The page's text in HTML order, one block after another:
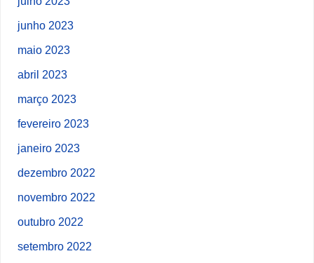
junho 2023
maio 2023
abril 2023
março 2023
fevereiro 2023
janeiro 2023
dezembro 2022
novembro 2022
outubro 2022
setembro 2022